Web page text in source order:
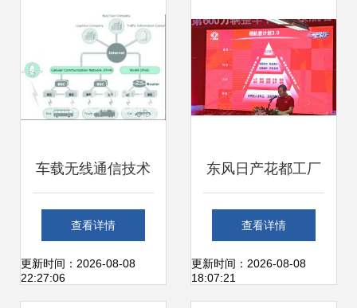
息技术开发助力农
业现代化
车载无线通信技术
推动ITS发展 聚焦
网络信息技术开发
查看详情
更新时间：2026-08-08
22:27:06
东风日产花都工厂
第六百万辆汽车下
线，网络信息技术
查看详情
更新时间：2026-08-08
18:07:21